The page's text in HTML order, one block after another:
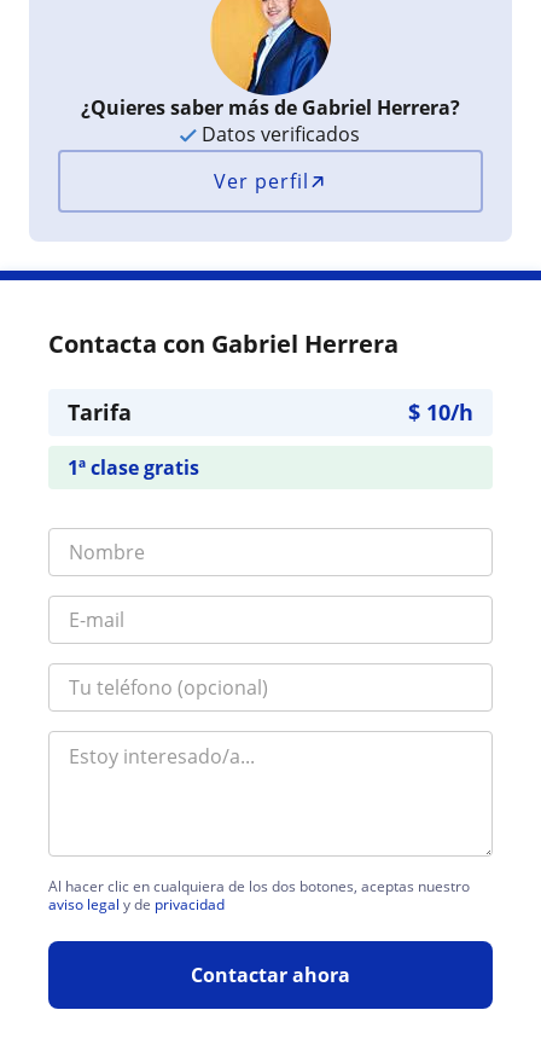
¿Quieres saber más de Gabriel Herrera?
Datos verificados
Ver perfil
Contacta con Gabriel Herrera
Tarifa $ 10/h
1ª clase gratis
Al hacer clic en cualquiera de los dos botones, aceptas nuestro
aviso legal y de privacidad
Contactar ahora